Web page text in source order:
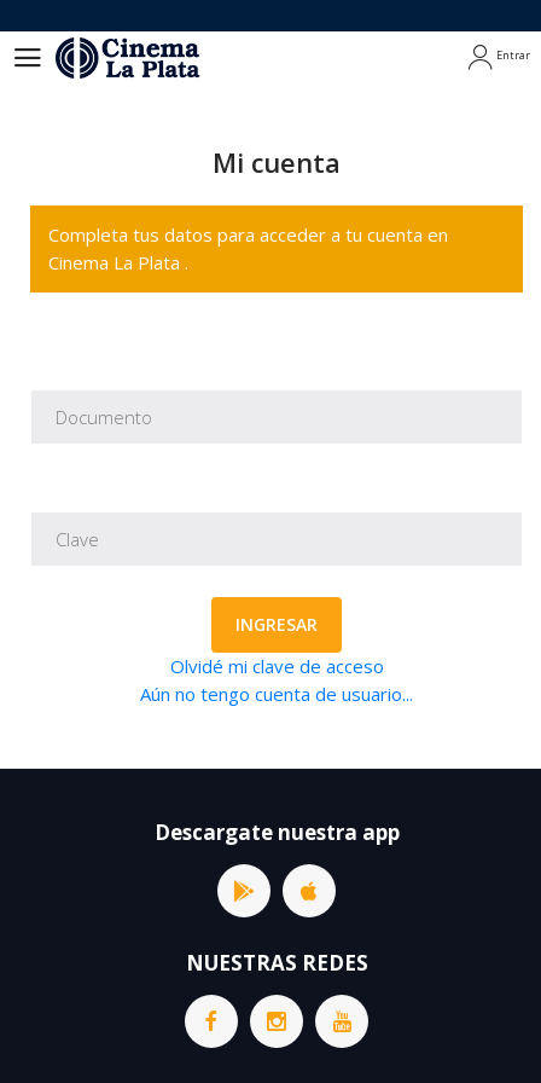
Entrar
Mi cuenta
Completa tus datos para acceder a tu cuenta en
Cinema La Plata .
INGRESAR
Olvidé mi clave de acceso
Aún no tengo cuenta de usuario...
Descargate nuestra app
NUESTRAS REDES